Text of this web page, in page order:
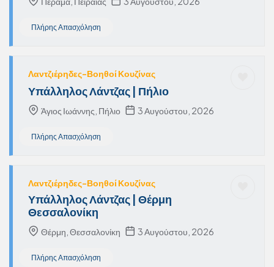
Πλήρης Απασχόληση
Λαντζιέρηδες-Βοηθοί Κουζίνας
Υπάλληλος Λάντζας | Πήλιο
Άγιος Ιωάννης, Πήλιο 3 Αυγούστου, 2026
Πλήρης Απασχόληση
Λαντζιέρηδες-Βοηθοί Κουζίνας
Υπάλληλος Λάντζας | Θέρμη
Θεσσαλονίκη
Θέρμη, Θεσσαλονίκη 3 Αυγούστου, 2026
Πλήρης Απασχόληση